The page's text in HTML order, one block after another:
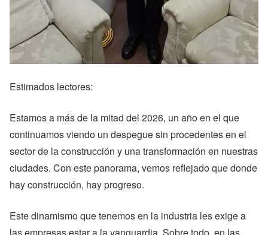
Estimados lectores:
Estamos a más de la mitad del 2026, un año en el que
continuamos viendo un despegue sin procedentes en el
sector de la construcción y una transformación en nuestras
ciudades. Con este panorama, vemos reflejado que donde
hay construcción, hay progreso.
Este dinamismo que tenemos en la industria les exige a
las empresas estar a la vanguardia. Sobre todo, en las